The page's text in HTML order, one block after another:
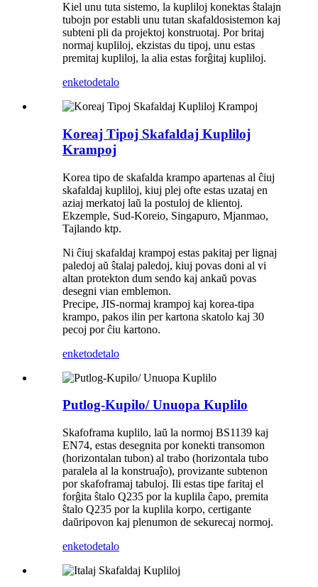
Kiel unu tuta sistemo, la kupliloj konektas ŝtalajn
tubojn por establi unu tutan skafaldosistemon kaj
subteni pli da projektoj konstruotaj. Por britaj
normaj kupliloj, ekzistas du tipoj, unu estas
premitaj kupliloj, la alia estas forĝitaj kupliloj.
enketodetalo
Koreaj Tipoj Skafaldaj Kupliloj
Krampoj
Korea tipo de skafalda krampo apartenas al ĉiuj
skafaldaj kupliloj, kiuj plej ofte estas uzataj en
aziaj merkatoj laŭ la postuloj de klientoj.
Ekzemple, Sud-Koreio, Singapuro, Mjanmao,
Tajlando ktp.
Ni ĉiuj skafaldaj krampoj estas pakitaj per lignaj
paledoj aŭ ŝtalaj paledoj, kiuj povas doni al vi
altan protekton dum sendo kaj ankaŭ povas
desegni vian emblemon.
Precipe, JIS-normaj krampoj kaj korea-tipa
krampo, pakos ilin per kartona skatolo kaj 30
pecoj por ĉiu kartono.
enketodetalo
Putlog-Kupilo/ Unuopa Kuplilo
Skafoframa kuplilo, laŭ la normoj BS1139 kaj
EN74, estas desegnita por konekti transomon
(horizontalan tubon) al trabo (horizontala tubo
paralela al la konstruaĵo), provizante subtenon
por skafoframaj tabuloj. Ili estas tipe faritaj el
forĝita ŝtalo Q235 por la kuplila ĉapo, premita
ŝtalo Q235 por la kuplila korpo, certigante
daŭripovon kaj plenumon de sekurecaj normoj.
enketodetalo